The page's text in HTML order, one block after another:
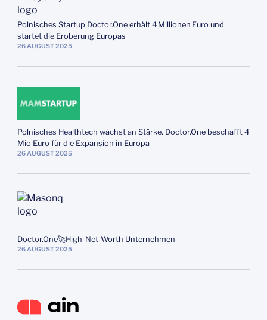
Polnisches Startup Doctor.One erhält 4 Millionen Euro und
startet die Eroberung Europas
26AUGUST2025
Polnisches Healthtech wächst an Stärke. Doctor.One beschafft 4
Mio Euro für die Expansion in Europa
26AUGUST2025
Doctor.One🚀High-Net-Worth Unternehmen
26AUGUST2025